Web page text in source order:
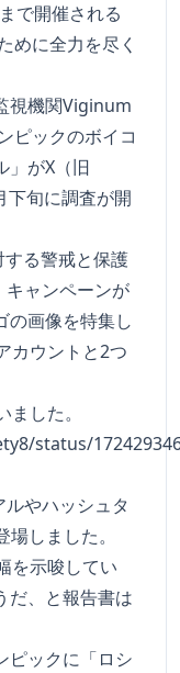
で開催される
めに全力を尽く
視機関Viginum
ピックのボイコ
」がX（旧
旬に調査が開
る警戒と保護
キャンペーンが
の画像を特集し
カウントと2つ
した。
status/
やハッシュタ
しました。
を示唆してい
だ、と報告書は
ピックに「ロシ